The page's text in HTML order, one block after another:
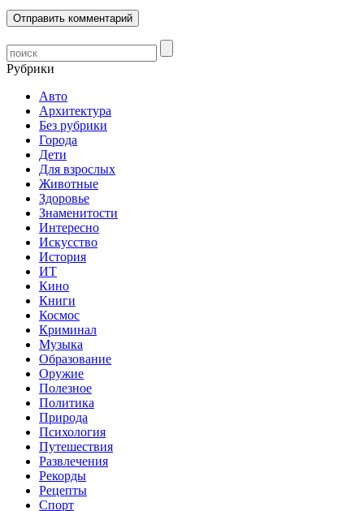
Рубрики
Авто
Архитектура
Без рубрики
Города
Дети
Для взрослых
Животные
Здоровье
Знаменитости
Интересно
Искусство
История
ИТ
Кино
Книги
Космос
Криминал
Музыка
Образование
Оружие
Полезное
Политика
Природа
Психология
Путешествия
Развлечения
Рекорды
Рецепты
Спорт